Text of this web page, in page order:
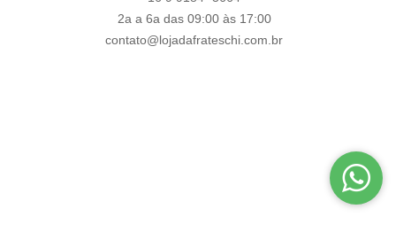
2a a 6a das 09:00 às 17:00
contato@lojadafrateschi.com.br